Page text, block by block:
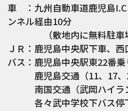
車 ：九州自動車道鹿児島
ンネル経由10分
（敷地内に無料駐車場1
ＪＲ：鹿児島中央駅下車、
バス：鹿児島中央駅東22番乗
鹿児島交通（11、17、
南国交通（武岡ハイラン
各々武中学校下バス停下